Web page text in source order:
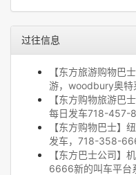
过往信息
【东方旅游购物
游，woodbury奥特
【东方购物旅游巴
每日发车718-457-
【东方购物巴士】
发车，718-358-
【东方巴士公司】
6666新的叫车平台